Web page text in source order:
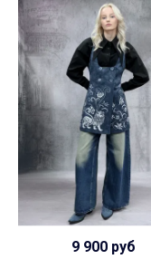
9 900 руб